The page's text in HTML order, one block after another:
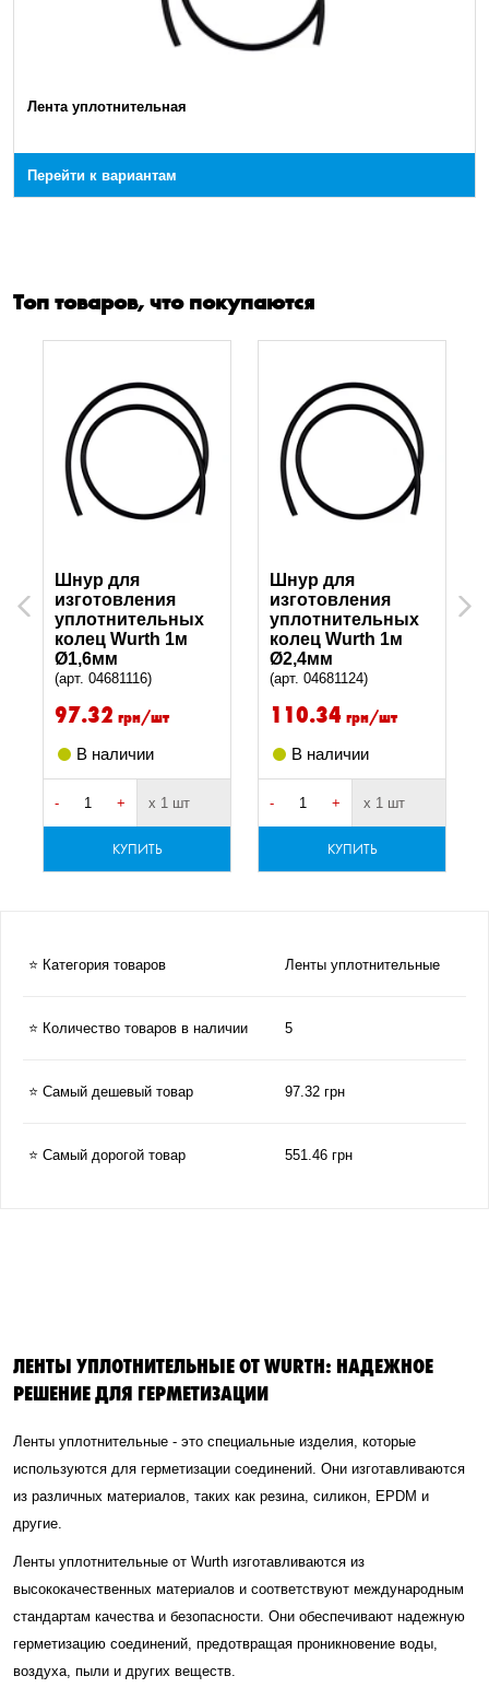
Лента уплотнительная
Перейти к вариантам
Топ товаров, что покупаются
Previous
Шнур для
изготовления
уплотнительных
колец Wurth 1м
Ø1,6мм
(арт. 04681116)
97.32 грн/шт
В наличии
- + х 1 шт
КУПИТЬ
Шнур для
изготовления
уплотнительных
колец Wurth 1м
Ø2,4мм
(арт. 04681124)
110.34 грн/шт
В наличии
- + х 1 шт
КУПИТЬ
Next
⭐ Категория товаров Ленты уплотнительные
⭐ Количество товаров в наличии 5
⭐ Самый дешевый товар 97.32 грн
⭐ Самый дорогой товар 551.46 грн
ЛЕНТЫ УПЛОТНИТЕЛЬНЫЕ ОТ WURTH: НАДЕЖНОЕ
РЕШЕНИЕ ДЛЯ ГЕРМЕТИЗАЦИИ
Ленты уплотнительные - это специальные изделия, которые
используются для герметизации соединений. Они изготавливаются
из различных материалов, таких как резина, силикон, EPDM и
другие.
Ленты уплотнительные от Wurth изготавливаются из
высококачественных материалов и соответствуют международным
стандартам качества и безопасности. Они обеспечивают надежную
герметизацию соединений, предотвращая проникновение воды,
воздуха, пыли и других веществ.